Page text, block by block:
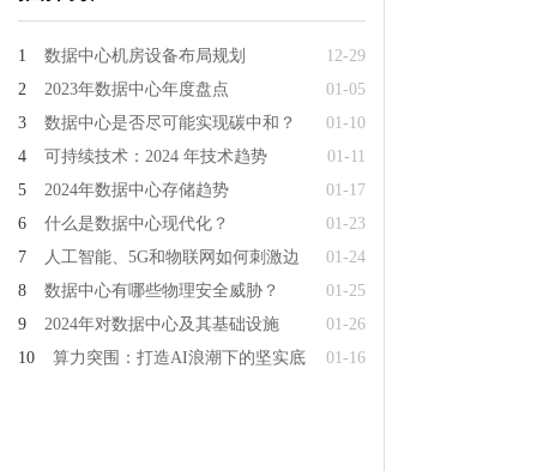
12-29
1
数据中心机房设备布局规划
01-05
2
2023年数据中心年度盘点
01-10
3
数据中心是否尽可能实现碳中和？
01-11
4
可持续技术：2024 年技术趋势
01-17
5
2024年数据中心存储趋势
01-23
6
什么是数据中心现代化？
01-24
7
人工智能、5G和物联网如何刺激边
01-25
8
数据中心有哪些物理安全威胁？
01-26
9
2024年对数据中心及其基础设施
01-16
10 算力突围：打造AI浪潮下的坚实底